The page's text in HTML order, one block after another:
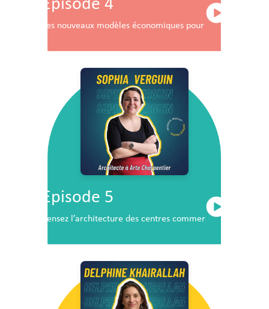
Episode 4
Les nouveaux modèles économiques pour les centres
Episode 5
Pensez l’architecture des centres commerciaux de demain